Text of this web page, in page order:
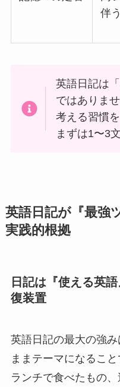
伴
英語日記は
ではありま
考える習慣
まずは1〜3
英語日記が『最強
実践的根拠
日記は『使える英
復装置
英語日記の最大の強
ままテーマになるこ
ランチで食べたもの